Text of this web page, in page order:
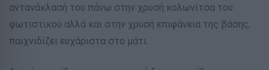
αντανάκλασή του πάνω στην χρυσή κολωνίτσα του
φωτιστικού αλλά και στην χρυσή επιφάνεια της βάσης,
παιχνιδίζει ευχάριστα στο μάτι.